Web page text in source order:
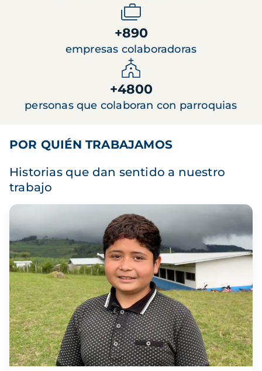
+890
empresas colaboradoras
+4800
personas que colaboran con parroquias
POR QUIÉN TRABAJAMOS
Historias que dan sentido a nuestro
trabajo